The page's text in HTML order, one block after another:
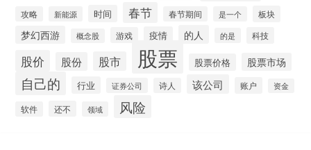
攻略 新能源 时间 春节 春节期间 是一个 板块
梦幻西游 概念股 游戏 疫情 的人 的是 科技
股价 股份 股市 股票 股票价格 股票市场
自己的 行业 证券公司 诗人 该公司 账户 资金
软件 还不 领域 风险